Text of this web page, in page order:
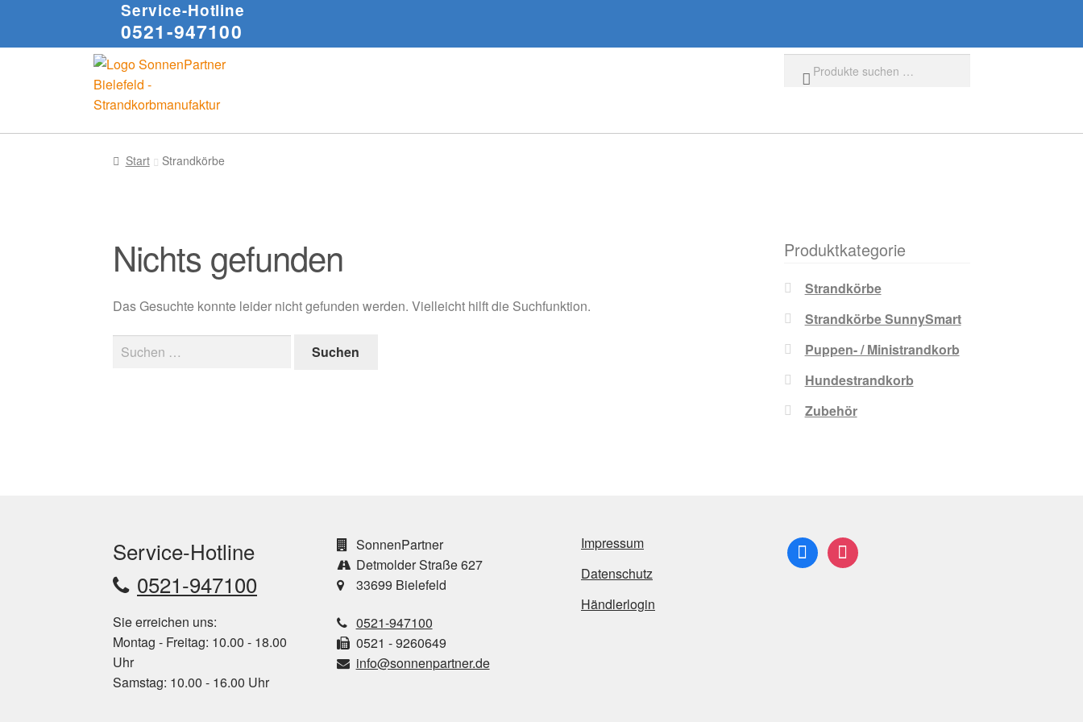
Service-Hotline
0521-947100
Start Strandkörbe
Nichts gefunden
Das Gesuchte konnte leider nicht gefunden werden. Vielleicht hilft die Suchfunktion.
Produktkategorie
Strandkörbe
Strandkörbe SunnySmart
Puppen- / Ministrandkorb
Hundestrandkorb
Zubehör
Service-Hotline
0521-947100
Sie erreichen uns:
Montag - Freitag: 10.00 - 18.00
Uhr
Samstag: 10.00 - 16.00 Uhr
SonnenPartner
Detmolder Straße 627
33699 Bielefeld
0521-947100
0521 - 9260649
info@sonnenpartner.de
Impressum
Datenschutz
Händlerlogin